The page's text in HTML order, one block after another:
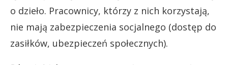
o dzieło. Pracownicy, którzy z nich korzystają,
nie mają zabezpieczenia socjalnego (dostęp do
zasiłków, ubezpieczeń społecznych).